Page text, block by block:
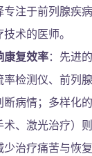
注于前列腺疾
术的医师。
康复效率：先进
率检测仪、前列
断病情；多样化
、激光治疗）
治疗痛苦与恢复